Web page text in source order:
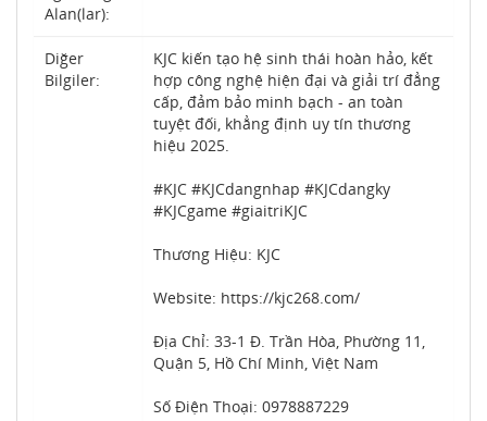
Alan(lar):
Diğer
Bilgiler:
KJC kiến tạo hệ sinh thái hoàn hảo, kết
hợp công nghệ hiện đại và giải trí đẳng
cấp, đảm bảo minh bạch - an toàn
tuyệt đối, khẳng định uy tín thương
hiệu 2025.
#KJC #KJCdangnhap #KJCdangky
#KJCgame #giaitriKJC
Thương Hiệu: KJC
Website: https://kjc268.com/
Địa Chỉ: 33-1 Đ. Trần Hòa, Phường 11,
Quận 5, Hồ Chí Minh, Việt Nam
Số Điện Thoại: 0978887229